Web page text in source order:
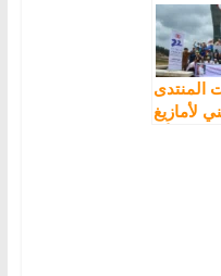
الامازيغية
المنتدى
لأمازيغ